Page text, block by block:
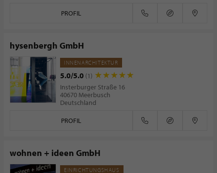
PROFIL
hysenbergh GmbH
INNENARCHITEKTUR
5.0/5.0 (1)
Insterburger Straße 16
40670 Meerbusch
Deutschland
PROFIL
wohnen + ideen GmbH
EINRICHTUNGSHAUS